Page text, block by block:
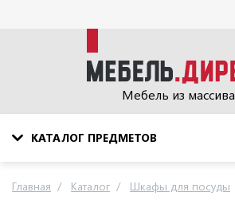
Мебель из массива
КАТАЛОГ ПРЕДМЕТОВ
Главная Каталог Шкафы для посуды